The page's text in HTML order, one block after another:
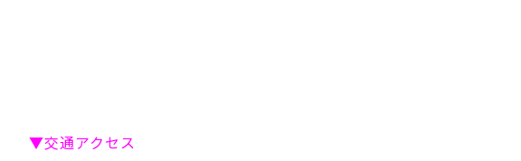
▼交通アクセス